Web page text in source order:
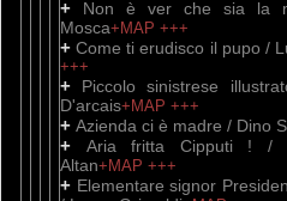
+ Non è ver che sia la
Mosca+MAP +++
+Come ti erudisco il pupo /
+++
+ Piccolo sinistrese
D'arcais+MAP +++
+ Azienda ci è madre / Dino
+ Aria fritta Cipputi ! /
Altan+MAP +++
+ Elementare signor